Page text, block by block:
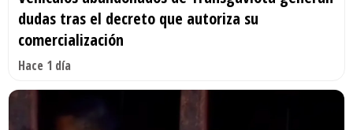
dudas tras el decreto que autoriza su
comercialización
Hace 1 día